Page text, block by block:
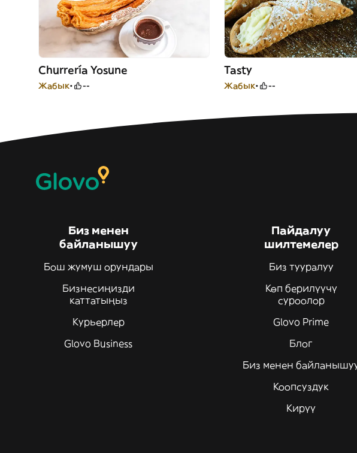
Churrería Yosune
Жабык --
Tasty
Жабык --
Биз менен
байланышуу
Бош жумуш орундары
Бизнесиңизди
каттатыңыз
Курьерлер
Glovo Business
Пайдалуу
шилтемелер
Биз тууралуу
Көп берилүүчү
суроолор
Glovo Prime
Блог
Биз менен
Коопсуздук
Кирүү